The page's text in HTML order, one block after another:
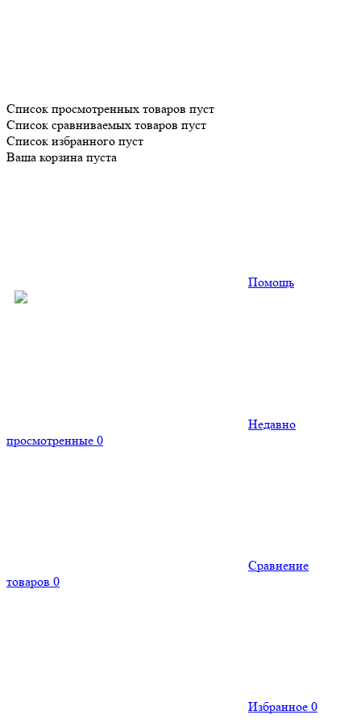
Список просмотренных товаров пуст
Список сравниваемых товаров пуст
Список избранного пуст
Ваша корзина пуста
Помощь
Недавно
просмотренные 0
Сравнение
товаров 0
Избранное 0